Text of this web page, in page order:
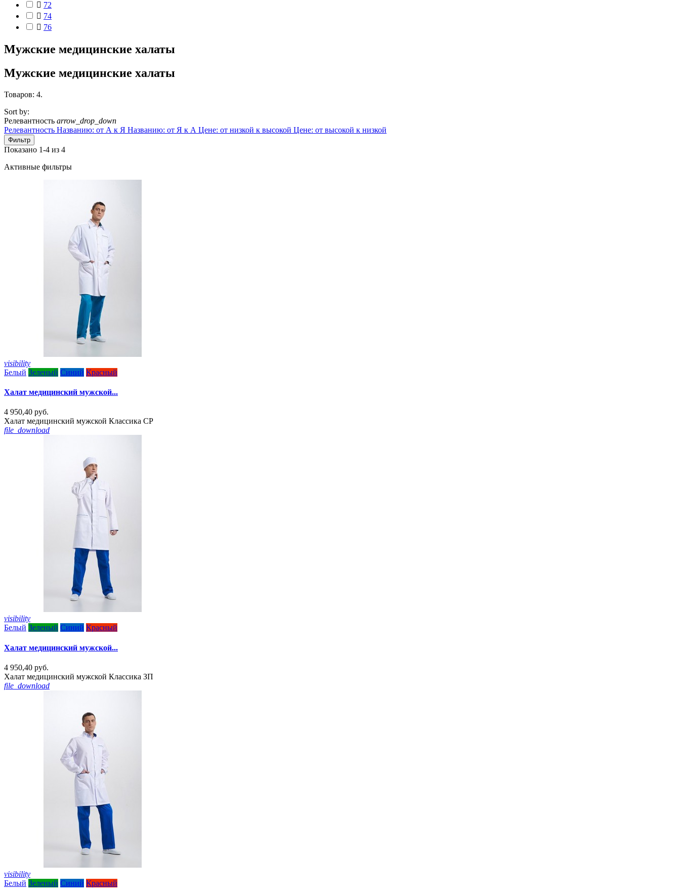
 72
 74
 76
Мужские медицинские халаты
Мужские медицинские халаты
Товаров: 4.
Sort by:
Релевантность arrow_drop_down
Релевантность Названию: от А к Я Названию: от Я к А Цене: от низкой к высокой Цене: от высокой к низкой
Фильтр
Показано 1-4 из 4
Активные фильтры
visibility
Белый Зеленый Синий Красный
Халат медицинский мужской...
4 950,40 руб.
Халат медицинский мужской Классика СР
file_download
visibility
Белый Зеленый Синий Красный
Халат медицинский мужской...
4 950,40 руб.
Халат медицинский мужской Классика ЗП
file_download
visibility
Белый Зеленый Синий Красный